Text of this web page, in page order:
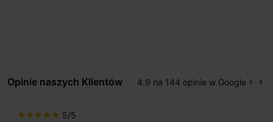
Opinie naszych Klientów 4.9 na 144 opinie w Google keyboard_arrow_left keyboard_arrow_right
star star star star star 5/5